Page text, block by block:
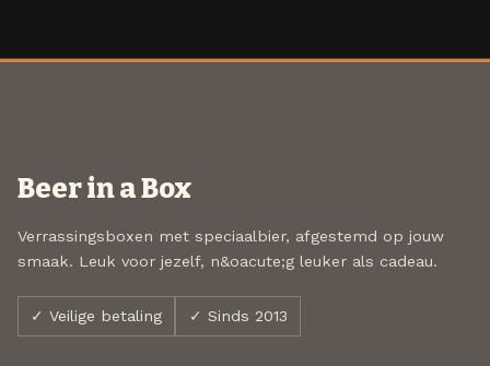
Beer in a Box
Verrassingsboxen met speciaalbier, afgestemd op jouw
smaak. Leuk voor jezelf, n&oacute;g leuker als cadeau.
✓ Veilige betaling ✓ Sinds 2013